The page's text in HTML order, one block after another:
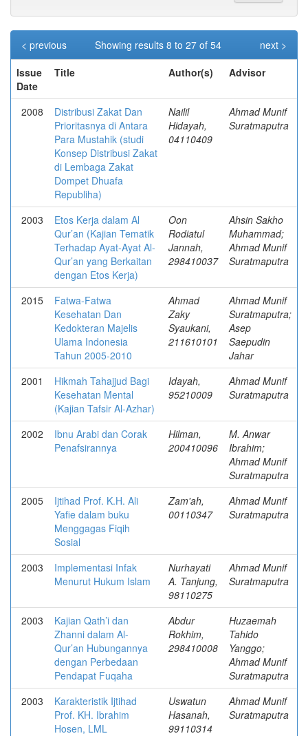
Showing results 8 to 27 of 54
< previous
next >
Issue
Date
Title Author(s) Advisor
2008
Distribusi Zakat Dan
Prioritasnya di Antara
Para Mustahik (studi
Konsep Distribusi Zakat
di Lembaga Zakat
Dompet Dhuafa
Republiha)
Nailil
Hidayah,
04110409
Ahmad Munif
Suratmaputra
2003
Etos Kerja dalam Al
Qur’an (Kajian Tematik
Terhadap Ayat-Ayat Al-
Qur’an yang Berkaitan
dengan Etos Kerja)
Oon
Rodiatul
Jannah,
298410037
Ahsin Sakho
Muhammad;
Ahmad Munif
Suratmaputra
2015
Fatwa-Fatwa
Kesehatan Dan
Kedokteran Majelis
Ulama Indonesia
Tahun 2005-2010
Ahmad
Zaky
Syaukani,
211610101
Ahmad Munif
Suratmaputra;
Asep
Saepudin
Jahar
2001
Hikmah Tahajjud Bagi
Kesehatan Mental
(Kajian Tafsir Al-Azhar)
Idayah,
95210009
Ahmad Munif
Suratmaputra
2002
Ibnu Arabi dan Corak
Penafsirannya
Hilman,
200410096
M. Anwar
Ibrahim;
Ahmad Munif
Suratmaputra
2005
Ijtihad Prof. K.H. Ali
Yafie dalam buku
Menggagas Fiqih
Sosial
Zam'ah,
00110347
Ahmad Munif
Suratmaputra
2003
Implementasi Infak
Menurut Hukum Islam
Nurhayati
A. Tanjung,
98110275
Ahmad Munif
Suratmaputra
2003
Kajian Qath’i dan
Zhanni dalam Al-
Qur’an Hubungannya
dengan Perbedaan
Pendapat Fuqaha
Abdur
Rokhim,
298410008
Huzaemah
Tahido
Yanggo;
Ahmad Munif
Suratmaputra
2003
Karakteristik Ijtihad
Prof. KH. Ibrahim
Hosen, LML
Uswatun
Hasanah,
99110314
Ahmad Munif
Suratmaputra